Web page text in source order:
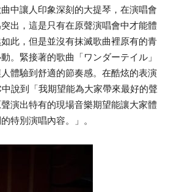
中讓人印象深刻的大提琴，在演唱會
出，這是只有在原聲演唱會中才能體
此，但是並沒有抹滅歌曲裡原有的青
。緊接著的歌曲「ワンダーテイル」
體驗到舒適的節奏感。在酷炫的表演
說到「我期望能為大家帶來最好的聲
演出特有的現場音樂期望能讓大家體
特別演唱內容。」。